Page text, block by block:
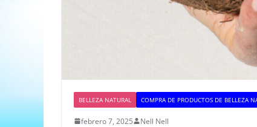
BELLEZA NATURAL COMPRA DE PRODUCTOS DE BELLEZA
febrero 7, 2025 Nell Nell